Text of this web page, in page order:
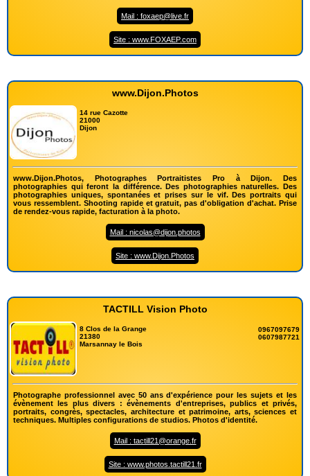
Mail : foxaep@live.fr
Site : www.FOXAEP.com
www.Dijon.Photos
14 rue Cazotte
21000
Dijon
www.Dijon.Photos, Photographes Portraitistes Pro à Dijon. Des
photographies qui feront la différence. Des photographies naturelles. Des
photographies uniques, spontanées et prises sur le vif. Des portraits qui
vous ressemblent. Shooting rapide et gratuit, pas d'obligation d'achat. Prise
de rendez-vous rapide, facturation à la photo.
Mail : nicolas@dijon.photos
Site : www.Dijon.Photos
TACTILL Vision Photo
8 Clos de la Grange
21380
Marsannay le Bois
0967097679
0607987721
Photographe professionnel avec 50 ans d'expérience pour les sujets et les
évènement les plus divers : évènements d'entreprises, publics et privés,
portraits, congrès, spectacles, architecture et patrimoine, arts, sciences et
techniques. Multiples configurations de studios. Photos d'identité.
Mail : tactill21@orange.fr
Site : www.photos.tactill21.fr